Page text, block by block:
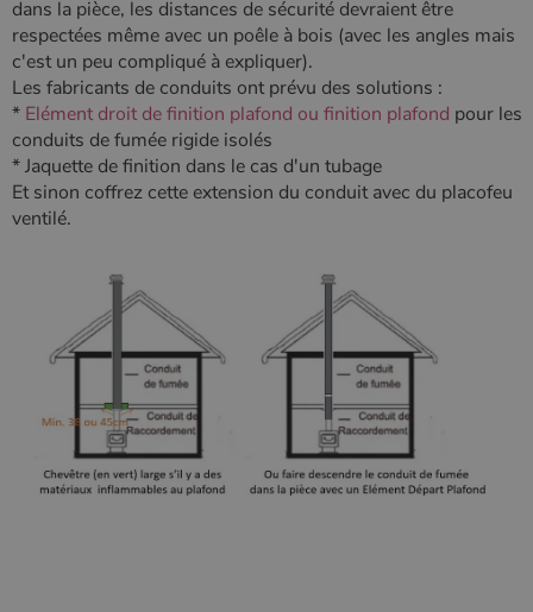
dans la pièce, les distances de sécurité devraient être
respectées même avec un poêle à bois (avec les angles mais
c'est un peu compliqué à expliquer).
Les fabricants de conduits ont prévu des solutions :
* Elément droit de finition plafond ou finition plafond pour les
conduits de fumée rigide isolés
* Jaquette de finition dans le cas d'un tubage
Et sinon coffrez cette extension du conduit avec du placofeu
ventilé.